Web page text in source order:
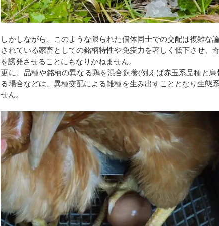
しかしながら、このような限られた個体同士での交配は複雑な
されている家畜としての銘柄特性や免疫力を著しく低下させ、
を誘発させることにもなりかねません。
更に、品種や銘柄の異なる鶏を混合飼養(例えば赤玉系品種と
る場合などは、異種交配による雑種を生み出すこととなり生態
せん。